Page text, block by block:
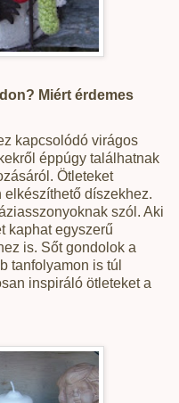
Miért érdemes
kapcsolódó virágos
éppúgy találhatnak
Ötleteket
elkészíthető díszekhez.
szól. Aki
kaphat egyszerű
is. Sőt gondolok a
tanfolyamon is túl
inspiráló ötleteket a